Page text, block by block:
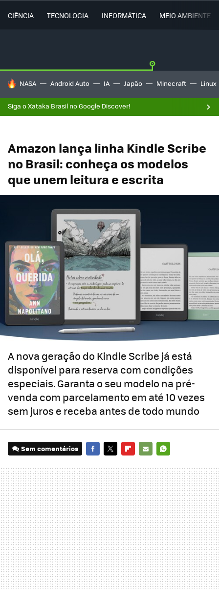
CIÊNCIA TECNOLOGIA INFORMÁTICA MEIO AMBIENTE
TENDÊNCIAS DO DIA
NASA Android Auto IA Japão Minecraft Linux
Siga o Xataka Brasil no Google Discover!
Amazon lança linha Kindle Scribe
no Brasil: conheça os modelos
que unem leitura e escrita
A nova geração do Kindle Scribe já está
disponível para reserva com condições
especiais. Garanta o seu modelo na pré-
venda com parcelamento em até 10 vezes
sem juros e receba antes de todo mundo
Sem comentários
MAIL